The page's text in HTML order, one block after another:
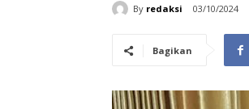
By redaksi 03/10/2024
Bagikan